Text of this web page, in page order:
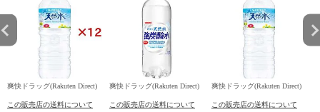
爽快ドラッグ(Rakuten Direct)
この販売店の送料について
爽快ドラッグ(Rakuten Direct)
この販売店の送料について
爽快ドラッグ(Rakuten Direct)
この販売店の送料について